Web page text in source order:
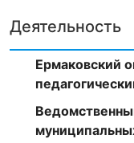
Деятельность
Ермаковский